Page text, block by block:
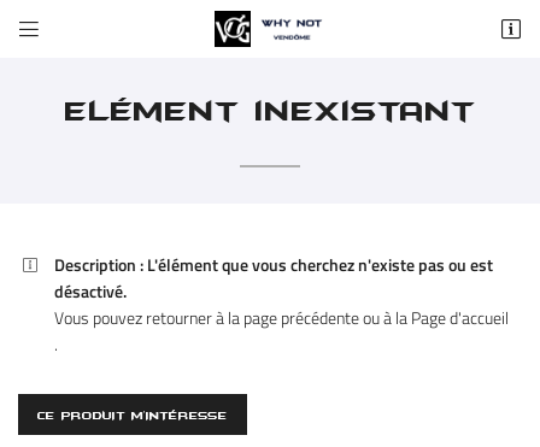
 
02 54 72 59 84
En cochant cette case, vous consentez à recevoir nos propositions commerciales à
l'adresse email indiqué ci-dessus. Vous pouvez vous désinscrire à tout moment en
Elément inexistant
 Description :L'élément que vous cherchez n'existe pas ou est
désactivé.
Vous pouvezretourner à la page précédenteou à laPage d'accueil
.
CE PRODUIT M'INTÉRESSE